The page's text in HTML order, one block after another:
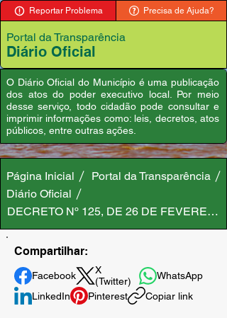
Reportar Problema Precisa de Ajuda?
Portal da Transparência
Diário Oficial
O Diário Oficial do Município é uma publicação
dos atos do poder executivo local. Por meio
desse serviço, todo cidadão pode consultar e
imprimir informações como: leis, decretos, atos
públicos, entre outras ações.
Página Inicial
Portal da Transparência
Diário Oficial
DECRETO Nº 125, DE 26 DE FEVEREIRO
Compartilhar:
Facebook
X
(Twitter)
WhatsApp
LinkedIn
Pinterest Copiar link